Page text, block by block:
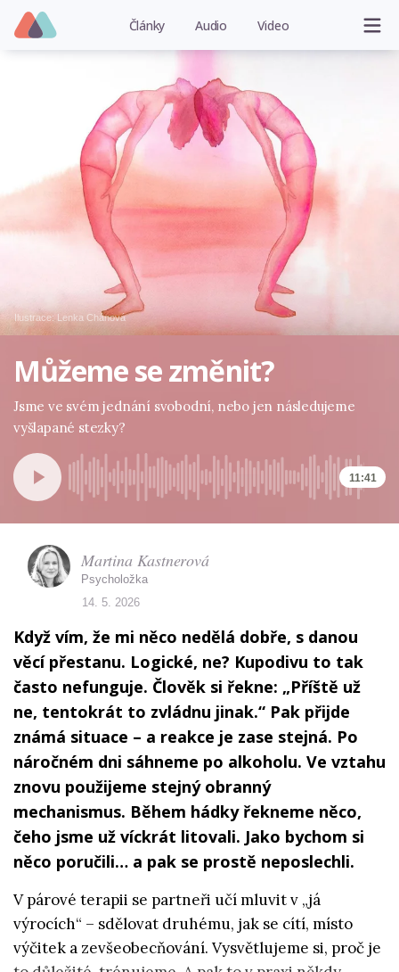
Články Audio Video
Ilustrace: Lenka Chánová
Můžeme se změnit?
Jsme ve svém jednání svobodní, nebo jen následujeme
vyšlapané stezky?
11:41
Když vím, že mi něco nedělá dobře, s danou
věcí přestanu. Logické, ne? Kupodivu to tak
často nefunguje. Člověk si řekne: „Příště už
ne, tentokrát to zvládnu jinak.“ Pak přijde
známá situace – a reakce je zase stejná. Po
náročném dni sáhneme po alkoholu. Ve vztahu
znovu použijeme stejný obranný
mechanismus. Během hádky řekneme něco,
čeho jsme už víckrát litovali. Jako bychom si
něco poručili… a pak se prostě neposlechli.
V párové terapii se partneři učí mluvit v „já
výrocích“ – sdělovat druhému, jak se cítí, místo
výčitek a zevšeobecňování. Vysvětlujeme si, proč je
Martina Kastnerová
Psycholožka
14. 5. 2026